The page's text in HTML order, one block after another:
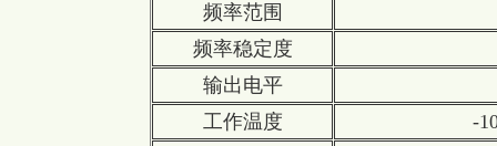
频率范围
频率稳定度
输出电平
工作温度
-